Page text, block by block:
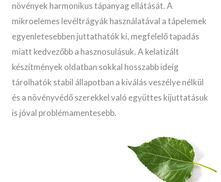
növények harmonikus tápanyag ellátását. A
mikroelemes levéltrágyák használatával a tápelemek
egyenletesebben juttathatók ki, megfelelő tapadás
miatt kedvezőbb a hasznosulásuk. A kelatizált
készítmények oldatban sokkal hosszabb ideig
tárolhatók stabil állapotban a kiválás veszélye nélkül
és a növényvédő szerekkel való együttes kijuttatásuk
is jóval problémamentesebb.